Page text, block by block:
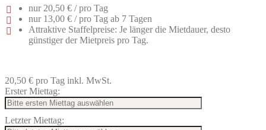
nur 20,50 € / pro Tag
nur 13,00 € / pro Tag ab 7 Tagen
Attraktive Staffelpreise: Je länger die Mietdauer, desto
günstiger der Mietpreis pro Tag.
20,50 € pro Tag inkl. MwSt.
Erster Miettag:
Letzter Miettag: